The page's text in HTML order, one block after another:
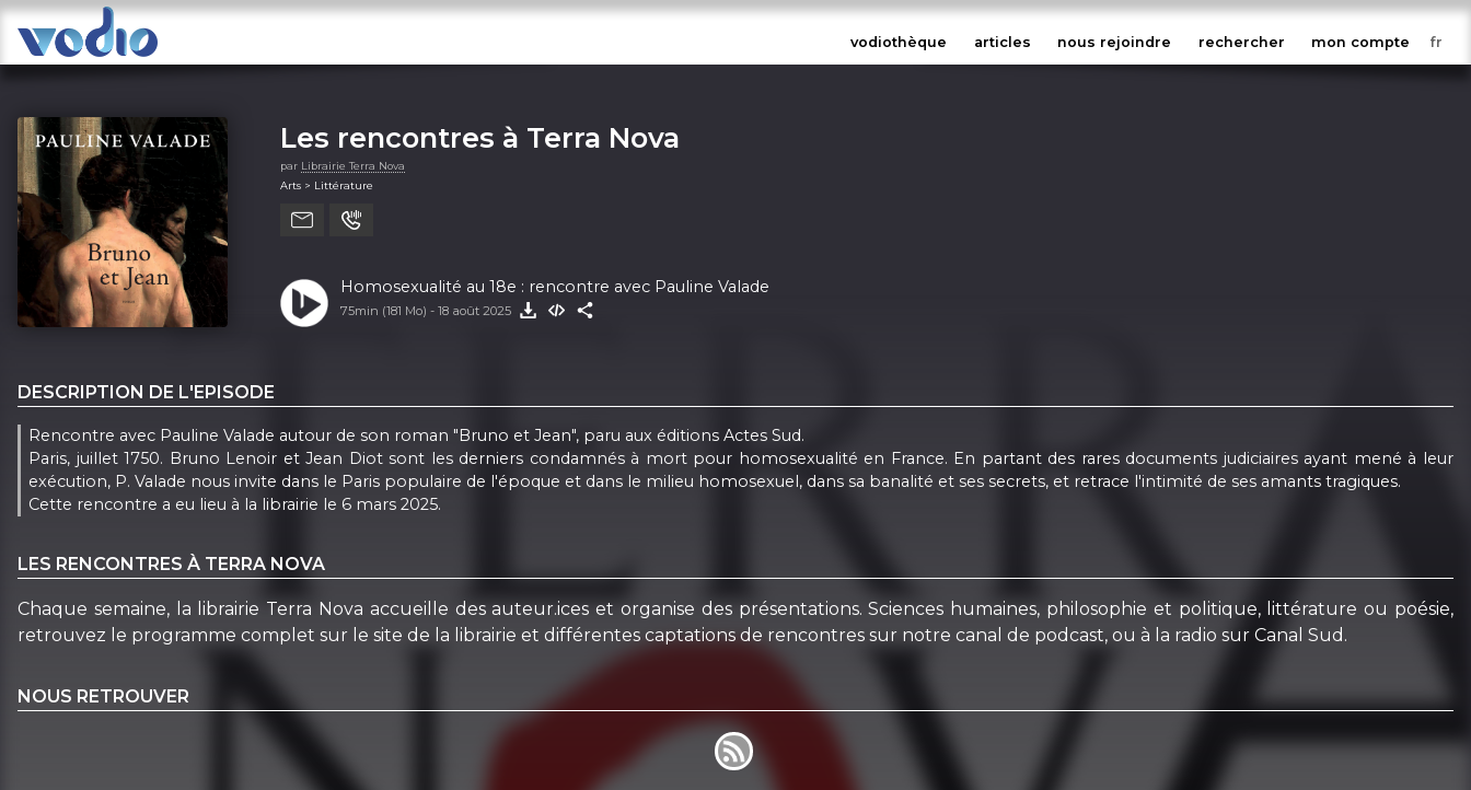
vodiothèque articles nous rejoindre rechercher mon compte
Les rencontres à Terra Nova
par Librairie Terra Nova
Arts > Littérature
Homosexualité au 18e : rencontre avec Pauline Valade
75min (181 Mo) - 18 août 2025
DESCRIPTION DE L'EPISODE
Rencontre avec Pauline Valade autour de son roman "Bruno et Jean", paru aux éditions Actes Sud.
Paris, juillet 1750. Bruno Lenoir et Jean Diot sont les derniers condamnés à mort pour homosexualité en France. En partant des rares documents judiciaires ayant mené à leur
exécution, P. Valade nous invite dans le Paris populaire de l'époque et dans le milieu homosexuel, dans sa banalité et ses secrets, et retrace l'intimité de ses amants tragiques.
Cette rencontre a eu lieu à la librairie le 6 mars 2025.
LES RENCONTRES À TERRA NOVA
Chaque semaine, la librairie Terra Nova accueille des auteur.ices et organise des présentations. Sciences humaines, philosophie et politique, littérature ou poésie,
retrouvez le programme complet sur le site de la librairie et différentes captations de rencontres sur notre canal de podcast, ou à la radio sur Canal Sud.
NOUS RETROUVER